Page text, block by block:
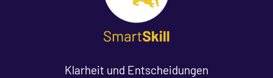
Klarheit und Entscheidungen